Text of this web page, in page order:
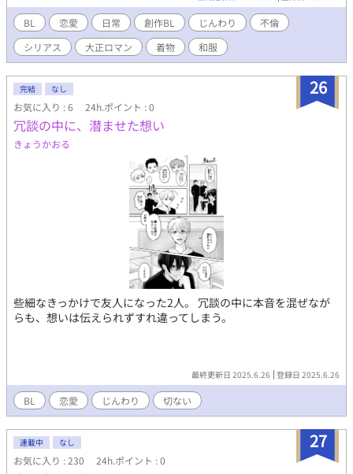
BL 恋愛 日常 創作BL じんわり
不倫
シリアス
大正ロマン 着物 和服
26
完結 なし
お気に入り : 6 24h.ポイント : 0
冗談の中に、潜ませた想い
きょうかおる
些細なきっかけで友人になった2人。 冗談の中に本音を混ぜなが
らも、想いは伝えられずすれ違ってしまう。
最終更新日 2025.6.26 登録日 2025.6.26
BL 恋愛 じんわり 切ない
27
連載中 なし
お気に入り : 230 24h.ポイント : 0